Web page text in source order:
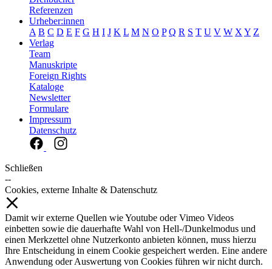
Referenzen
Urheber:innen
A B C D E F G H I J K L M N O P Q R S T U V W X Y Z
Verlag
Team
Manuskripte
Foreign Rights
Kataloge
Newsletter
Formulare
Impressum
Datenschutz
Schließen
--
Cookies, externe Inhalte & Datenschutz
Damit wir externe Quellen wie Youtube oder Vimeo Videos
einbetten sowie die dauerhafte Wahl von Hell-/Dunkelmodus und
einen Merkzettel ohne Nutzerkonto anbieten können, muss hierzu
Ihre Entscheidung in einem Cookie gespeichert werden. Eine andere
Anwendung oder Auswertung von Cookies führen wir nicht durch.